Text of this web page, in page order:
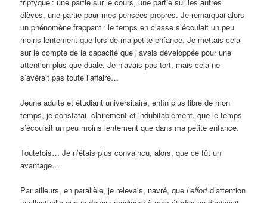
élèves, une partie pour mes pensées propres. Je remarquai alors
un phénomène frappant : le temps en classe s’écoulait un peu
moins lentement que lors de ma petite enfance. Je mettais cela
sur le compte de la capacité que j’avais développée pour une
attention plus que duale. Je n’avais pas tort, mais cela ne
s’avérait pas toute l’affaire…
Jeune adulte et étudiant universitaire, enfin plus libre de mon
temps, je constatai, clairement et indubitablement, que le temps
s’écoulait un peu moins lentement que dans ma petite enfance.
Toutefois… Je n’étais plus convaincu, alors, que ce fût un
avantage…
Par ailleurs, en parallèle, je relevais, navré, quel’effort d’attention